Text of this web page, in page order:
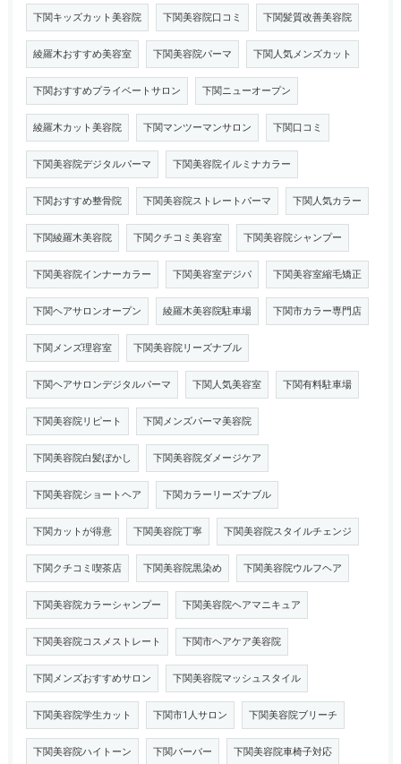
下関キッズカット美容院 下関美容院口コミ 下関髪質改善美容院
綾羅木おすすめ美容室 下関美容院パーマ 下関人気メンズカット
下関おすすめプライベートサロン 下関ニューオープン
綾羅木カット美容院 下関マンツーマンサロン 下関口コミ
下関美容院デジタルパーマ 下関美容院イルミナカラー
下関おすすめ整骨院 下関美容院ストレートパーマ 下関人気カラー
下関綾羅木美容院 下関クチコミ美容室 下関美容院シャンプー
下関美容院インナーカラー 下関美容室デジパ 下関美容室縮毛矯正
下関ヘアサロンオープン 綾羅木美容院駐車場 下関市カラー専門店
下関メンズ理容室 下関美容院リーズナブル
下関ヘアサロンデジタルパーマ 下関人気美容室 下関有料駐車場
下関美容院リピート 下関メンズパーマ美容院
下関美容院白髪ぼかし 下関美容院ダメージケア
下関美容院ショートヘア 下関カラーリーズナブル
下関カットが得意 下関美容院丁寧 下関美容院スタイルチェンジ
下関クチコミ喫茶店 下関美容院黒染め 下関美容院ウルフヘア
下関美容院カラーシャンプー 下関美容院ヘアマニキュア
下関美容院コスメストレート 下関市ヘアケア美容院
下関メンズおすすめサロン 下関美容院マッシュスタイル
下関美容院学生カット 下関市1人サロン 下関美容院ブリーチ
下関美容院ハイトーン 下関バーバー 下関美容院車椅子対応